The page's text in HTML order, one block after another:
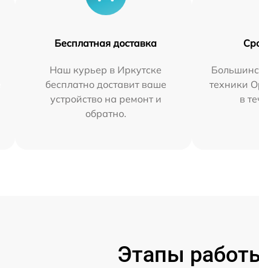
Бесплатная доставка
Наш курьер в Иркутске
бесплатно доставит ваше
устройство на ремонт и
обратно.
техники
в
Этапы